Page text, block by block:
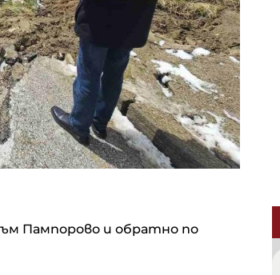
Пампорово и обратно по